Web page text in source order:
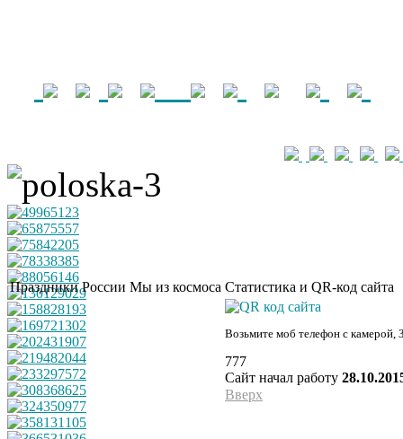
Праздники России Мы из космоса Статистика и QR-код сайта
Возьмите моб телефон с камерой,
777
Сайт начал работу
Вверх